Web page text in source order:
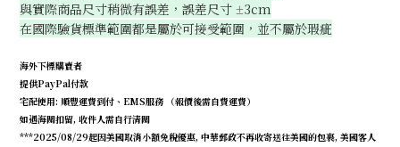
與實際商品尺寸稍微有誤差，誤差尺寸 ±3cm
在國際驗貨標準範圍都是屬於可接受範圍，並不屬於瑕疵
海外下標購賣者
提供PayPal付款
宅配使用: 順豐運費到付、EMS服務 （報價後需自費運費）
如遇海關扣留, 收件人需自行清關
***2025/08/29起因美國取消小額免稅優惠, 中華郵政不再收寄送往美國的包裹, 美國客人